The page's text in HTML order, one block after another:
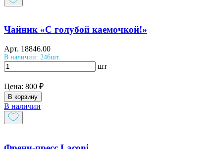
Чайник «С голубой каемочкой!»
Арт. 18846.00
В наличии: 246шт.
шт
Цена: 800 ₽
В корзину
В наличии